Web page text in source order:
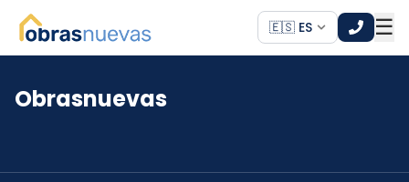
🇪🇸 ES ☰
*
Obrasnuevas